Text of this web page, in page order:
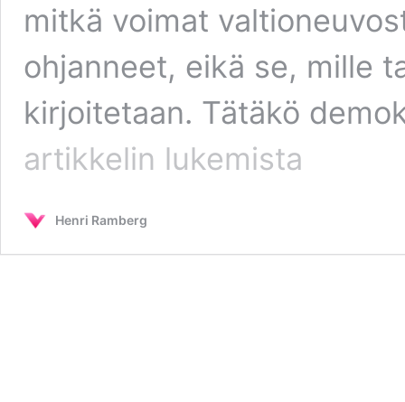
mitkä voimat
ohjanneet, eikä se, mille
kirjoitetaan. Tätäkö
artikkelin
Demokratian
aika
lukemista
Henri Ramberg